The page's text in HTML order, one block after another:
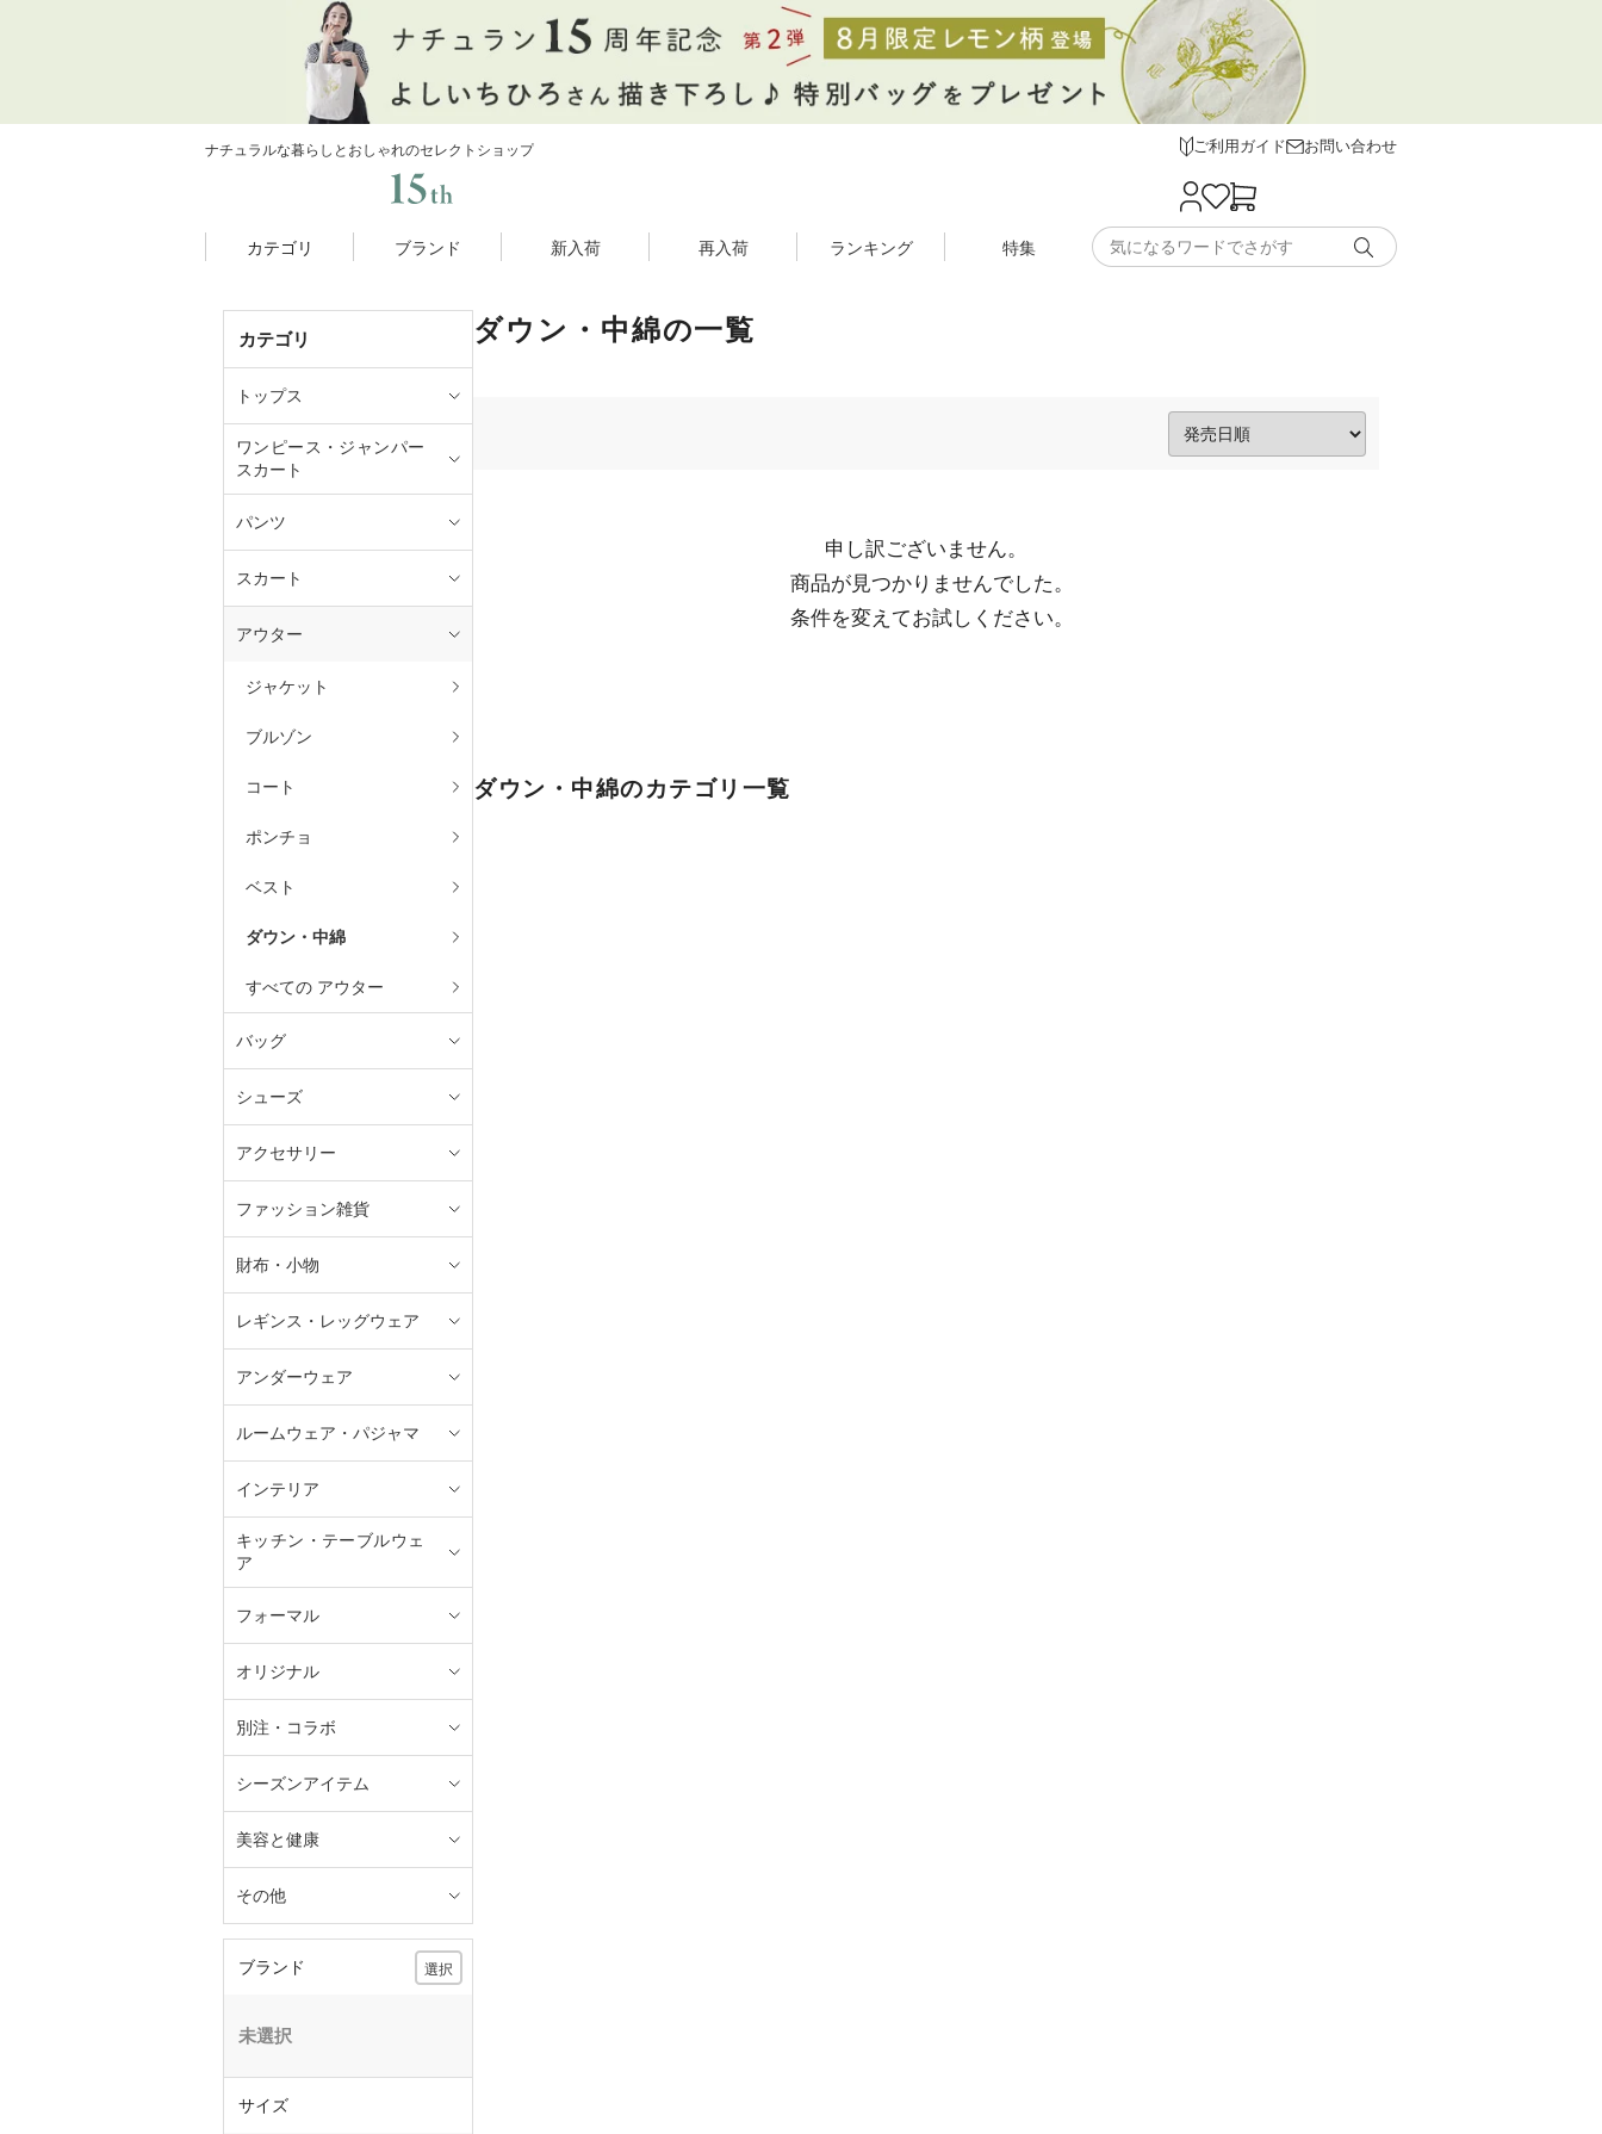
ナチュラルな暮らしとおしゃれのセレクトショップ ご利用ガイド お問い合わせ
カテゴリ ブランド 新入荷 再入荷 ランキング 特集
カテゴリ
トップス
ワンピース・ジャンパー
スカート
パンツ
スカート
アウター
ジャケット
ブルゾン
コート
ポンチョ
ベスト
ダウン・中綿
すべての アウター
バッグ
シューズ
アクセサリー
ファッション雑貨
財布・小物
レギンス・レッグウェア
アンダーウェア
ルームウェア・パジャマ
インテリア
キッチン・テーブルウェ
ア
フォーマル
オリジナル
別注・コラボ
シーズンアイテム
美容と健康
その他
ブランド 選択
未選択
サイズ
ダウン・中綿の一覧
申し訳ございません。
  条件を変えてお試しください。
ダウン・中綿のカテゴリ一覧